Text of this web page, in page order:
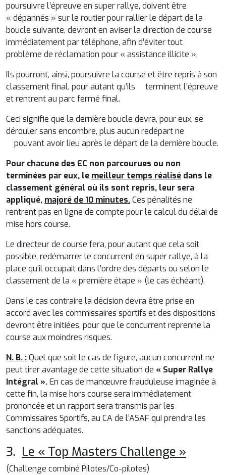
poursuivre l’épreuve en super rallye, doivent être
« dépannés » sur le routier pour rallier le départ de la
boucle suivante, devront en aviser la direction de course
immédiatement par téléphone, afin d’éviter tout
problème de réclamation pour « assistance illicite ».
Ils pourront, ainsi, poursuivre la course et être repris à son
classement final, pour autant qu’ils terminent l’épreuve
et rentrent au parc fermé final.
Ceci signifie que la dernière boucle devra, pour eux, se
dérouler sans encombre, plus aucun redépart ne
pouvant avoir lieu après le départ de la dernière boucle.
Pour chacune des EC non parcourues ou non
terminées par eux, le meilleur temps réalisé dans le
classement général où ils sont repris, leur sera
appliqué, majoré de 10 minutes.Ces pénalités ne
rentrent pas en ligne de compte pour le calcul du délai de
mise hors course.
Le directeur de course fera, pour autant que cela soit
possible, redémarrer le concurrent en super rallye, à la
place qu’il occupait dans l’ordre des départs ou selon le
classement de la « première étape » (le cas échéant).
Dans le cas contraire la décision devra être prise en
accord avec les commissaires sportifs et des dispositions
devront être initiées, pour que le concurrent reprenne la
course aux moindres risques.
N. B. :Quel que soit le cas de figure, aucun concurrent ne
peut tirer avantage de cette situation de « Super Rallye
Intégral ».En cas de manœuvre frauduleuse imaginée à
cette fin, la mise hors course sera immédiatement
prononcée et un rapport sera transmis par les
Commissaires Sportifs, au CA de l’ASAF qui prendra les
sanctions adéquates.
3. Le « Top Masters Challenge »
(Challenge combiné Pilotes/Co-pilotes)